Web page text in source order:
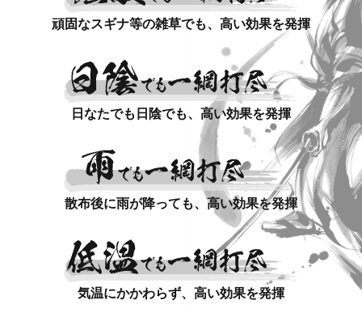
頑固なスギナ等の雑草でも、高い効果を発揮
日なたでも日陰でも、高い効果を発揮
散布後に雨が降っても、高い効果を発揮
気温にかかわらず、高い効果を発揮